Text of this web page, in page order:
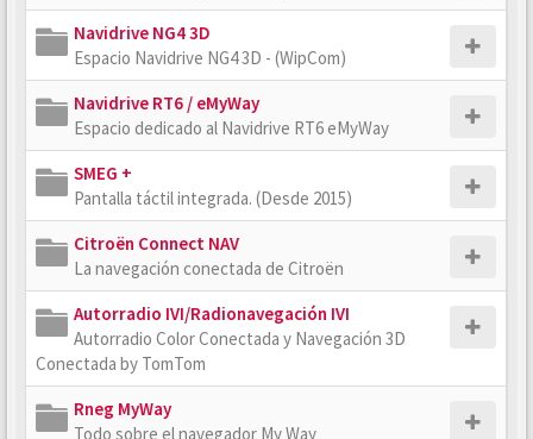
Navidrive NG4 3D
Espacio Navidrive NG4 3D - (WipCom)
Navidrive RT6 / eMyWay
Espacio dedicado al Navidrive RT6 eMyWay
SMEG +
Pantalla táctil integrada. (Desde 2015)
Citroën Connect NAV
La navegación conectada de Citroën
Autorradio IVI/Radionavegación IVI
Autorradio Color Conectada y Navegación 3D
Conectada by TomTom
Rneg MyWay
Todo sobre el navegador My Way